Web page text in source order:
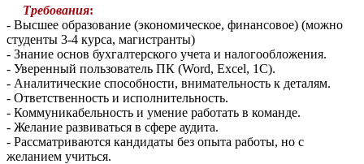
Требования:
- Высшее образование (экономическое, финансовое) (можно
студенты 3-4 курса, магистранты)
- Знание основ бухгалтерского учета и налогообложения.
- Уверенный пользователь ПК (Word, Excel, 1С).
- Аналитические способности, внимательность к деталям.
- Ответственность и исполнительность.
- Коммуникабельность и умение работать в команде.
- Желание развиваться в сфере аудита.
- Рассматриваются кандидаты без опыта работы, но с
желанием учиться.